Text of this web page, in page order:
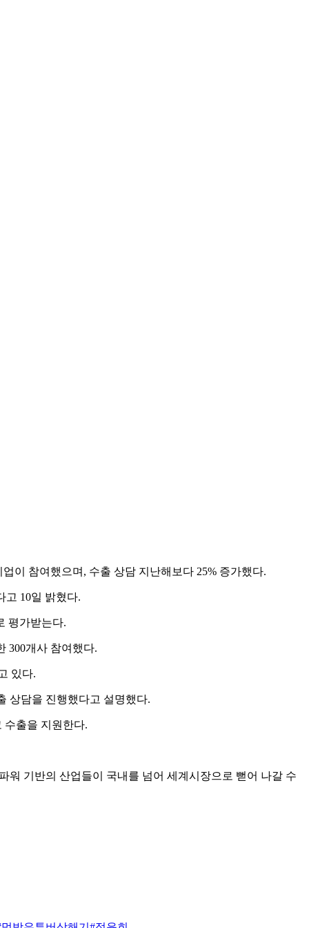
이 참여했으며, 수출 상담 지난해보다 25% 증가했다.
고 10일 밝혔다.
평가받는다.
300개사 참여했다.
있다.
상담을 진행했다고 설명했다.
수출을 지원한다.
기반의 산업들이 국내를 넘어 세계시장으로 뻗어 나갈 수